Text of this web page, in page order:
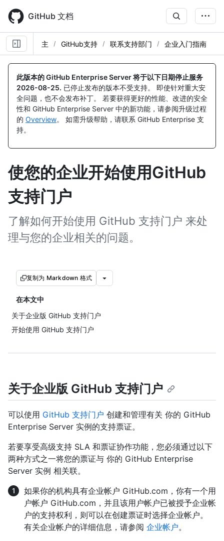
main
content
GitHub 文档
主 GitHub支持 联系支持部门 企业入门指南
此版本的 GitHub Enterprise Server 将于以下日期停止服务
2026-08-25. 已停止发布的版本不受支持。 即使针对重大安
全问题，也不会发布补丁。 若要获得更好的性能、改进的安全
性和 GitHub Enterprise Server 中的新功能，请参阅升级过程
的 Overview。 如需升级帮助，请联系 GitHub Enterprise 支
持。
使您的企业开始使用GitHub
支持门户
了解如何开始使用 GitHub 支持门户 来处
理与您的企业相关的问题。
复制为 Markdown 格式
在本文中
关于企业版 GitHub 支持门户
开始使用 GitHub 支持门户
关于企业版 GitHub 支持门户
可以使用 GitHub 支持门户 创建和管理有关 你的 GitHub
Enterprise Server 实例的支持票证。
若要享受高级支持 SLA 和票证协作功能，您必须通过以下
两种方式之一将您的票证与 你的 GitHub Enterprise
Server 实例 相关联。
如果你的机构具有企业帐户 GitHub.com，你有一个用
户帐户 GitHub.com，并且该用户帐户已被授予企业帐
户的支持权利，则可以在创建票证时选择企业帐户。
有关企业帐户的详细信息，请参阅 企业帐户。